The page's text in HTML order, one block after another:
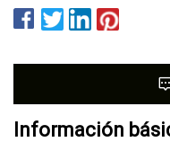
Información